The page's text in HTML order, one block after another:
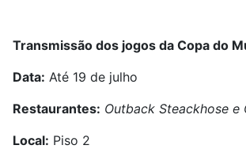
Transmissão dos jogos da Copa do
Data: Até 19 de julho
Restaurantes: Outback Steackhose e
Local: Piso 2